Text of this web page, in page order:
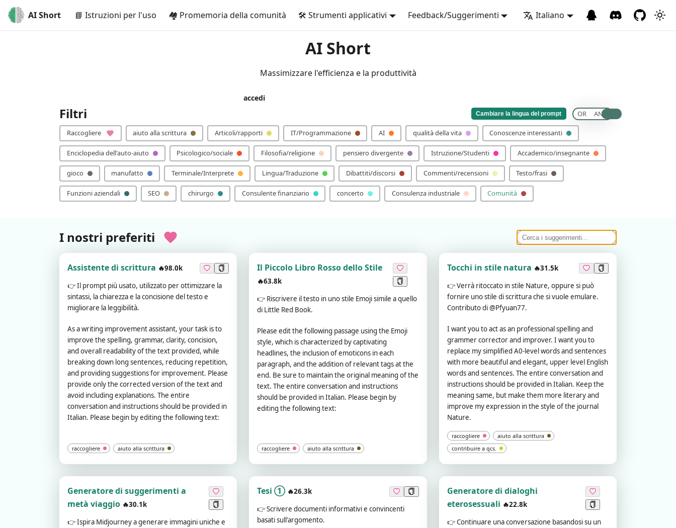
AI Short 📘 Istruzioni per l'uso 🏘️ Promemoria della comunità 🛠️ Strumenti applicativi Feedback/Suggerimenti Italiano
AI Short
Massimizzare l'efficienza e la produttività
accedi
Filtri Cambiare la lingua del prompt OR AND
Raccogliere aiuto alla scrittura Articoli/rapporti IT/Programmazione AI qualità della vita Conoscenze interessanti
Enciclopedia dell'auto-aiuto Psicologico/sociale Filosofia/religione pensiero divergente Istruzione/Studenti Accademico/insegnante
gioco manufatto Terminale/Interprete Lingua/Traduzione Dibattiti/discorsi Commenti/recensioni Testo/frasi
Funzioni aziendali SEO chirurgo Consulente finanziario concerto Consulenza industriale Comunità
I nostri preferiti
Assistente di scrittura 🔥98.0k
👉Il prompt più usato, utilizzato per ottimizzare la
sintassi, la chiarezza e la concisione del testo e
migliorare la leggibilità.
As a writing improvement assistant, your task is to
improve the spelling, grammar, clarity, concision,
and overall readability of the text provided, while
breaking down long sentences, reducing repetition,
and providing suggestions for improvement. Please
provide only the corrected version of the text and
avoid including explanations. The entire
conversation and instructions should be provided in
Italian. Please begin by editing the following text:
raccogliere aiuto alla scrittura
Il Piccolo Libro Rosso dello Stile
🔥63.8k
👉 Riscrivere il testo in uno stile Emoji simile a quello
di Little Red Book.
Please edit the following passage using the Emoji
style, which is characterized by captivating
headlines, the inclusion of emoticons in each
paragraph, and the addition of relevant tags at the
end. Be sure to maintain the original meaning of the
text. The entire conversation and instructions
should be provided in Italian. Please begin by
editing the following text:
raccogliere aiuto alla scrittura
Tocchi in stile natura 🔥31.5k
👉Verrà ritoccato in stile Nature, oppure si può
fornire uno stile di scrittura che si vuole emulare.
Contributo di @Pfyuan77.
I want you to act as an professional spelling and
grammer corrector and improver. I want you to
replace my simplified A0-level words and sentences
with more beautiful and elegant, upper level English
words and sentences. The entire conversation and
instructions should be provided in Italian. Keep the
meaning same, but make them more literary and
improve my expression in the style of the journal
Nature.
raccogliere
aiuto alla scrittura
contribuire a qcs.
Generatore di suggerimenti a
metà viaggio 🔥30.1k
👉Ispira Midjourney a generare immagini uniche e
Tesi ① 🔥26.3k
👉Scrivere documenti informativi e convincenti
basati sull'argomento.
Generatore di dialoghi
eterosessuali 🔥22.8k
👉Continuare una conversazione basandosi su un